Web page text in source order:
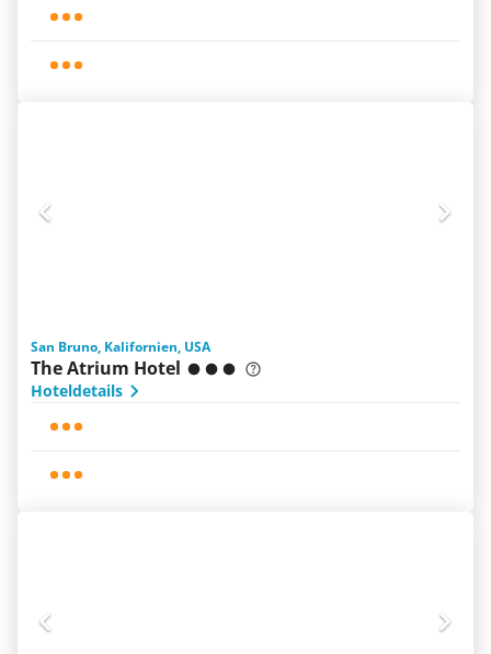
San Bruno, Kalifornien, USA
The Atrium Hotel
Hoteldetails